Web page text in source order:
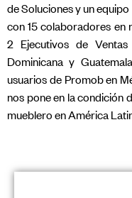
de Soluciones y un
con 15 colaboradores en
2 Ejecutivos de
Dominicana y
usuarios de Promob en
nos pone en la condición
mueblero en América